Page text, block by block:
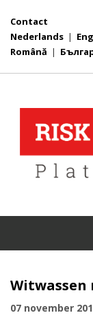
Contact
Nederlands |
Română |
Witwassen
07 november